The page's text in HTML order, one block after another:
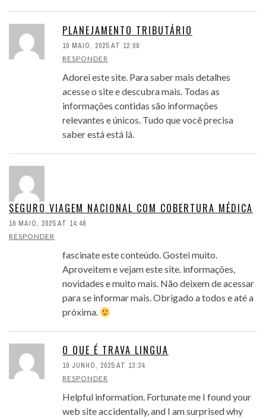
PLANEJAMENTO TRIBUTÁRIO
10 MAIO, 2025 AT 12:08
RESPONDER
Adorei este site. Para saber mais detalhes
acesse o site e descubra mais. Todas as
informações contidas são informações
relevantes e únicos. Tudo que você precisa
saber está está lá.
SEGURO VIAGEM NACIONAL COM COBERTURA MÉDICA
16 MAIO, 2025 AT 14:48
RESPONDER
fascinate este conteúdo. Gostei muito.
Aproveitem e vejam este site. informações,
novidades e muito mais. Não deixem de acessar
para se informar mais. Obrigado a todos e até a
próxima.
O QUE É TRAVA LINGUA
10 JUNHO, 2025 AT 13:34
RESPONDER
Helpful information. Fortunate me I found your
web site accidentally, and I am surprised why